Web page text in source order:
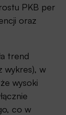
PKB per
oraz
trend
wykres), w
wysoki
co w